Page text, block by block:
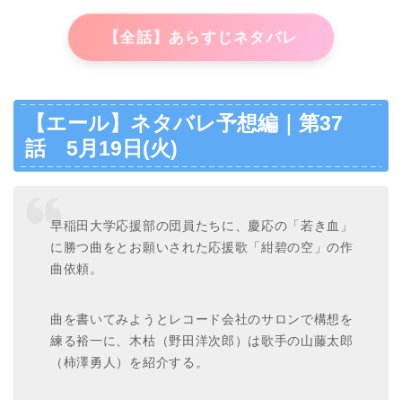
【全話】あらすじネタバレ
【エール】ネタバレ予想編｜第37
話 5月19日(火)
早稲田大学応援部の団員たちに、慶応の「若き血」
に勝つ曲をとお願いされた応援歌「紺碧の空」の作
曲依頼。
曲を書いてみようとレコード会社のサロンで構想を
練る裕一に、木枯（野田洋次郎）は歌手の山藤太郎
（柿澤勇人）を紹介する。